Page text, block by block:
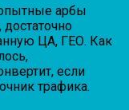
арбы
ЦА, ГЕО. Как
если
трафика.